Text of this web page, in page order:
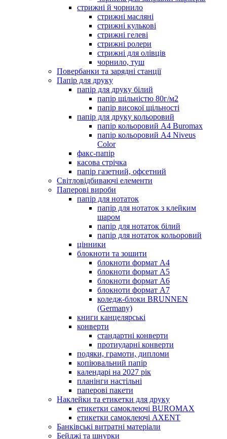
стрижні й чорнило
стрижні масляні
стрижні кулькові
стрижні гелеві
стрижні ролери
стрижні для олівців
чорнило, туш
Повербанки та зарядні станції
Папір для друку
папір для друку білий
папір щільністю 80г/м2
папір високої щільності
папір для друку кольоровий
папір кольоровий А4 Buromax
папір кольоровий А4 Niveus
Color
факс-папір
касова стрічка
папір газетний, офсетний
Світловідбиваючі елементи
Паперові вироби
папір для нотаток
папір для нотаток з клейким
шаром
папір для нотаток білий
папір для нотаток кольоровий
цінники
блокноти та зошити
блокноти формат А4
блокноти формат А5
блокноти формат А6
блокноти формат А7
коледж-блоки BRUNNEN
(Germany)
книги канцелярські
конверти
стандартні конверти
протиударні конверти
подяки, грамоти, дипломи
копіювальний папір
календарі на 2027 рік
планінги настільні
паперові пакети
Наклейки та етикетки для друку
етикетки самоклеючі BUROMAX
етикетки самоклеючі AXENT
Банківські витратні матеріали
Бейджі та шнурки